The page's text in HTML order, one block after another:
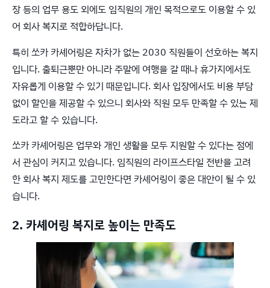
장 등의 업무 용도 외에도 임직원의 개인 목적으로도 이용할 수 있
어 회사 복지로 적합하답니다.
특히 쏘카 카셰어링은 자차가 없는 2030 직원들이 선호하는 복지
입니다. 출퇴근뿐만 아니라 주말에 여행을 갈 때나 휴가지에서도
자유롭게 이용할 수 있기 때문입니다. 회사 입장에서도 비용 부담
없이 할인을 제공할 수 있으니 회사와 직원 모두 만족할 수 있는 제
도라고 할 수 있습니다.
쏘카 카셰어링은 업무와 개인 생활을 모두 지원할 수 있다는 점에
서 관심이 커지고 있습니다. 임직원의 라이프스타일 전반을 고려
한 회사 복지 제도를 고민한다면 카셰어링이 좋은 대안이 될 수 있
습니다.
2. 카셰어링 복지로 높이는 만족도